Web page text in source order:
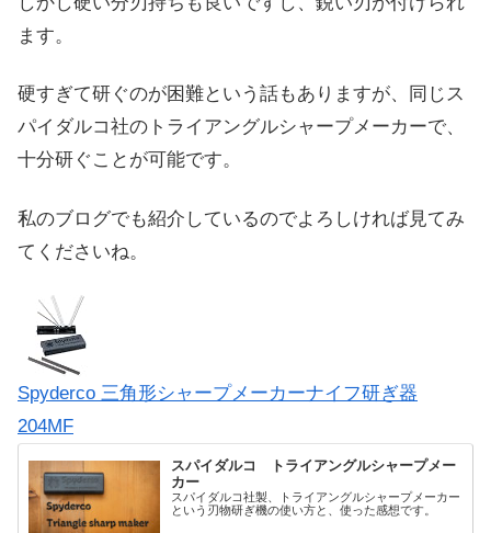
ます。
硬すぎて研ぐのが困難という話もありますが、同じス
パイダルコ社のトライアングルシャープメーカーで、
十分研ぐことが可能です。
私のブログでも紹介しているのでよろしければ見てみ
てくださいね。
Spyderco 三角形シャープメーカーナイフ研ぎ器
204MF
スパイダルコ トライアングルシャープメー
カー
スパイダルコ社製、トライアングルシャープメーカー
という刃物研ぎ機の使い方と、使った感想です。